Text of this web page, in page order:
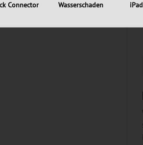
Connector Wasserschaden iPad